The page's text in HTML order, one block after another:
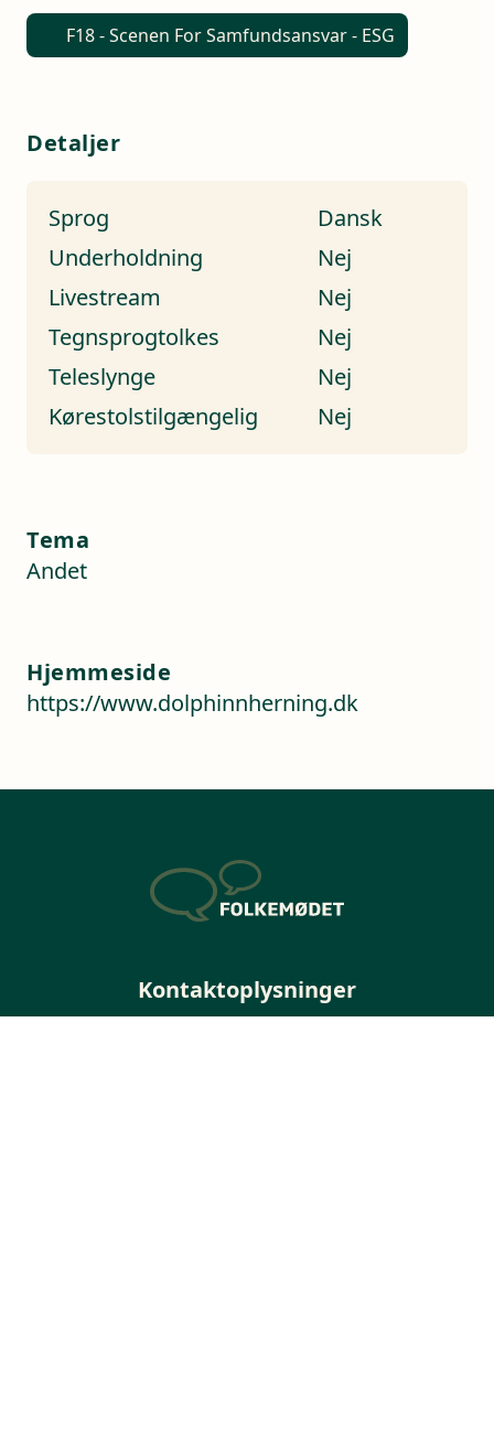
F18 - Scenen For Samfundsansvar - ESG
Detaljer
Sprog
Dansk
Underholdning
Nej
Livestream
Nej
Tegnsprogtolkes
Nej
Teleslynge
Nej
Kørestolstilgængelig
Nej
Tema
Andet
Hjemmeside
https://www.dolphinnherning.dk
Kontaktoplysninger